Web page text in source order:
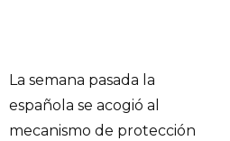
La semana pasada la
española se acogió al
mecanismo de protección